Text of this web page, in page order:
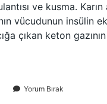
ve kusma.
vücudunun insülin
çıkan keton
Yorum Bırak